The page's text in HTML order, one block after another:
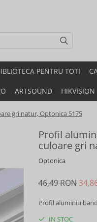
PENTRU TOTI
ARTSOUND HIKVISION
gri natur, Optonica 5175
Profil
culoare gri
Optonica
46,49 RON
Profil aluminiu
IN STOC